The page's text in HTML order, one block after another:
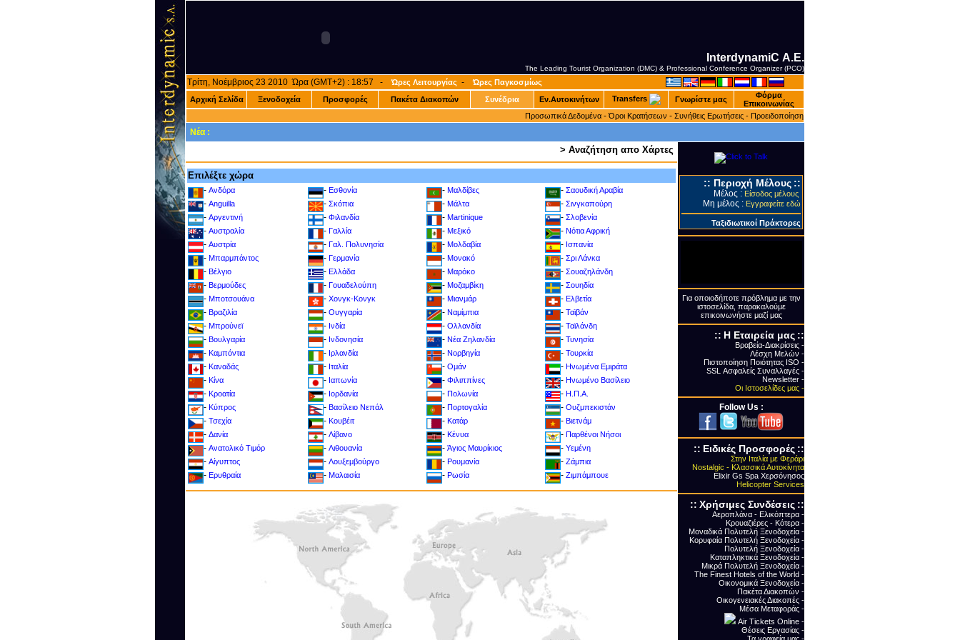
InterdynamiC Α.Ε.
The Leading Tourist Organization (DMC) & Professional Conference Organizer (PCO)
Τρίτη, Νοέμβριος 23 2010 Ώρα (GMT+2) : 18:57 -Ώρες Λειτουργίας -Ώρες Παγκοσμίως
Αρχική Σελίδα
Ξενοδοχεία Προσφορές Πακέτα Διακοπών Συνέδρια Εν.Αυτοκινήτων Transfers Γνωρίστε μας
Φόρμα
Επικοινωνίας
Προσωπικά Δεδομένα -Όροι Κρατήσεων - Συνήθεις Ερωτήσεις - Προειδοποίηση
Νέα :
> Αναζήτηση απο Χάρτες
Επιλέξτε χώρα
- Ανδόρα
- Anguilla
- Αργεντινή
- Αυστραλία
- Αυστρία
- Μπαρμπάντος
- Βέλγιο
- Βερμούδες
- Μποτσουάνα
- Βραζιλία
- Μπρούνεϊ
- Βουλγαρία
- Καμπόντια
- Καναδάς
- Κίνα
- Κροατία
- Kύπρος
- Τσεχία
- Δανία
- Ανατολικό Τιμόρ
- Αίγυπτος
- Ερυθραία
- Εσθονία
- Σκόπια
- Φιλανδία
- Γαλλία
- Γαλ. Πολυνησία
- Γερμανία
- Ελλάδα
- Γουαδελούπη
- Χονγκ-Κονγκ
- Ουγγαρία
- Ινδία
- Ινδονησία
- Ιρλανδία
- Ιταλία
- Ιαπωνία
- Ιορδανία
- Βασίλειο Νεπάλ
- Κουβέιτ
- Λίβανο
- Λιθουανία
- Λουξεμβούργο
- Μαλαισία
- Μαλδίβες
- Μάλτα
- Martinique
- Μεξικό
- Μολδαβία
- Μονακό
- Μαρόκο
- Μοζαμβίκη
- Μιανμάρ
- Ναμίμπια
- Ολλανδία
- Νέα Ζηλανδία
- Νορβηγία
- Ομάν
- Φιλιππίνες
- Πολωνία
- Πορτογαλία
- Κατάρ
- Κένυα
- Άγιος Μαυρίκιος
- Ρουμανία
- Ρωσία
- Σαουδική Αραβία
- Σινγκαπούρη
- Σλοβενία
- Νότια Αφρική
- Ισπανία
- Σρι Λάνκα
- Σουαζηλάνδη
- Σουηδία
- Ελβετία
- Ταϊβάν
- Ταϊλάνδη
- Τυνησία
- Toυρκία
- Ηνωμένα Εμιράτα
- Ηνωμένο Βασίλειο
- Η.Π.Α.
- Ουζμπεκιστάν
- Βιετνάμ
- Παρθένοι Νήσοι
- Υεμένη
- Ζάμπια
- Ζιμπάμπουε
:: Περιοχή Μέλους ::
Μέλος : Είσοδος μέλους
Μη μέλος : Εγγραφείτε εδώ
Ταξιδιωτικοί Πράκτορες
Για οποιοδήποτε πρόβλημα με την
ιστοσελίδα, παρακαλούμε
επικοινωνήστε μαζί μας
:: Η Εταιρεία μας ::
Βραβεία-Διακρίσεις -
Λέσχη Μελών -
Πιστοποίηση Ποιότητας ΙSO -
SSL Ασφαλείς Συναλλαγές -
Newsletter -
Οι Ιστοσελίδες μας -
Follow Us :
:: Ειδικές Προσφορές ::
Στην Ιταλία με Φεράρι
Nostalgic - Κλασσικά Αυτοκίνητα
Elixir Gs Spa Χερσόνησος
Helicopter Services
:: Xρήσιμες Συνδέσεις ::
Αεροπλάνα - Ελικόπτερα -
Κρουαζιέρες - Κότερα -
Μοναδικά Πολυτελή Ξενοδοχεία -
Κορυφαία Πολυτελή Ξενοδοχεία -
Πολυτελή Ξενοδοχεία -
Καταπληκτικά Ξενοδοχεία -
Μικρά Πολυτελή Ξενοδοχεία -
The Finest Hotels of the World -
Οικονομικά Ξενοδοχεία -
Πακέτα Διακοπών -
Οικογενειακές Διακοπές -
Μέσα Μεταφοράς -
Air Tickets Online -
Θέσεις Εργασίας -